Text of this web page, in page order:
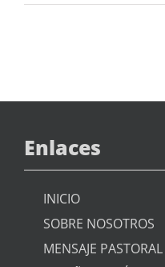
Enlaces
INICIO
SOBRE NOSOTROS
MENSAJE PASTORAL